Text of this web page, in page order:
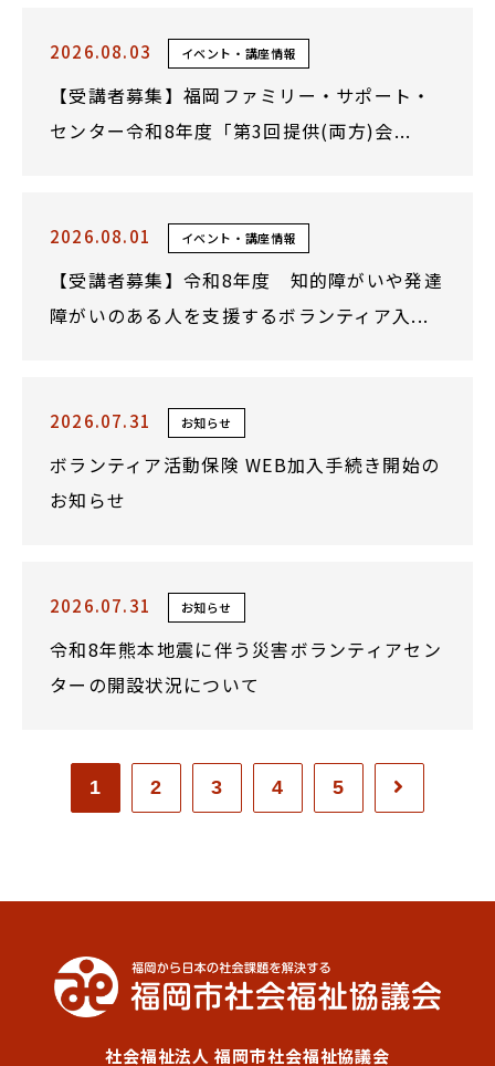
2026.08.03 イベント・講座情報
【受講者募集】福岡ファミリー・サポート・
センター令和8年度「第3回提供(両方)会...
2026.08.01 イベント・講座情報
【受講者募集】令和8年度 知的障がいや発達
障がいのある人を支援するボランティア入...
2026.07.31 お知らせ
ボランティア活動保険 WEB加入手続き開始の
お知らせ
2026.07.31 お知らせ
令和8年熊本地震に伴う災害ボランティアセン
ターの開設状況について
1 2 3 4 5
社会福祉法人 福岡市社会福祉協議会